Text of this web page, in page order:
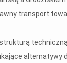
transport
techniczną
alternatywy